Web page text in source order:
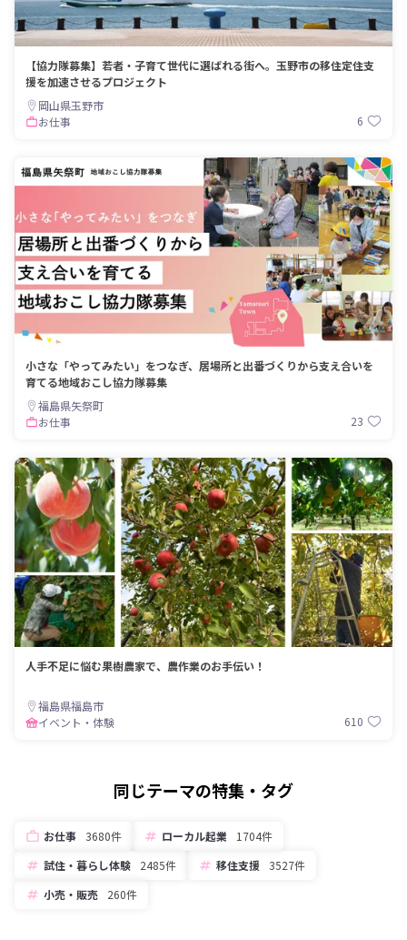
【協力隊募集】若者・子育て世代に選ばれる街へ。玉野市の移住定住支
援を加速させるプロジェクト
岡山県玉野市
お仕事
6
小さな「やってみたい」をつなぎ、居場所と出番づくりから支え合いを
育てる地域おこし協力隊募集
福島県矢祭町
お仕事
23
人手不足に悩む果樹農家で、農作業のお手伝い！
福島県福島市
イベント・体験
610
同じテーマの特集・タグ
お仕事 3680件 ローカル起業
1704件
試住・暮らし体験
2485件 移住支援 3527件
小売・販売
260件